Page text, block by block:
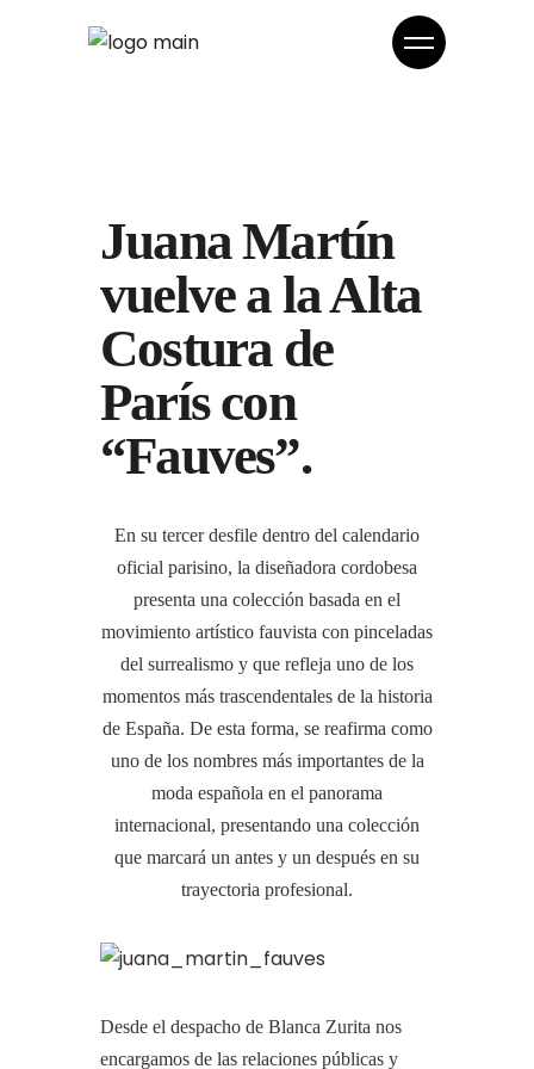
Juana Martín
vuelve a la Alta
Costura de
París con
“Fauves”.
En su tercer desfile dentro del calendario
oficial parisino, la diseñadora cordobesa
presenta una colección basada en el
movimiento artístico fauvista con pinceladas
del surrealismo y que refleja uno de los
momentos más trascendentales de la historia
de España. De esta forma, se reafirma como
uno de los nombres más importantes de la
moda española en el panorama
internacional, presentando una colección
que marcará un antes y un después en su
trayectoria profesional.
Desde el despacho de Blanca Zurita nos
encargamos de las relaciones públicas y